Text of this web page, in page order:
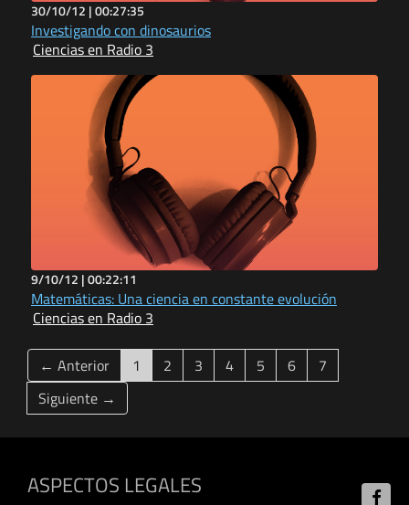
30/10/12 |00:27:35
Investigando con dinosaurios
Ciencias en Radio 3
9/10/12 |00:22:11
Matemáticas: Una ciencia en constante evolución
Ciencias en Radio 3
← Anterior 1 (current)
2 3 4 5 6
7
Siguiente →
ASPECTOS LEGALES